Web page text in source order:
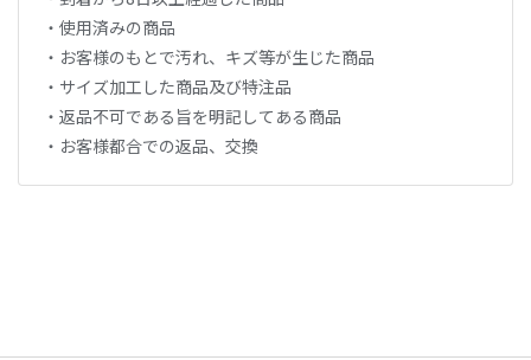
・使用済みの商品
・お客様のもとで汚れ、キズ等が生じた商品
・サイズ加工した商品及び特注品
・返品不可である旨を明記してある商品
・お客様都合での返品、交換